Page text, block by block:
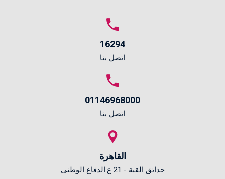
16294
اتصل بنا
01146968000
اتصل بنا
القاهرة
حدائق القبة - 21 ع.الدفاع الوطنى